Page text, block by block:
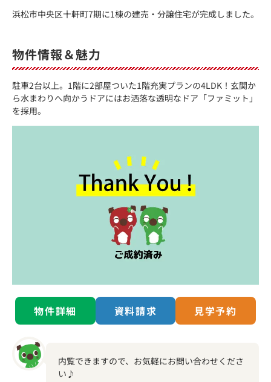
浜松市中央区十軒町7期に1棟の建売・分譲住宅が完成しました。
物件情報＆魅力
駐車2台以上。1階に2部屋ついた1階充実プランの4LDK！玄関か
ら水まわりへ向かうドアにはお洒落な透明なドア「ファミット」
を採用。
物件詳細 資料請求 見学予約
内覧できますので、お気軽にお問い合わせくださ
い♪